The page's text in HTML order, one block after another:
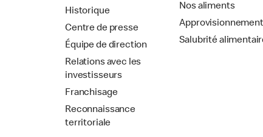
Historique
Centre de presse
Équipe de direction
Relations avec les
investisseurs
Franchisage
Reconnaissance
territoriale
Nos aliments
Approvisionnement
Salubrité